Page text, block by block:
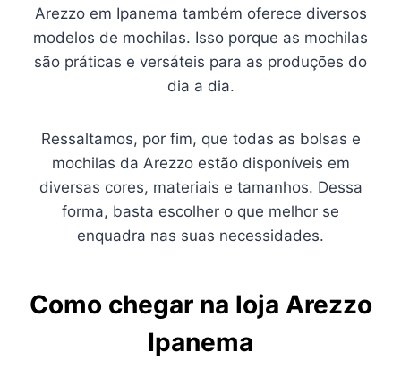
Arezzo em Ipanema também oferece diversos
modelos de mochilas. Isso porque as mochilas
são práticas e versáteis para as produções do
dia a dia.
Ressaltamos, por fim, que todas as bolsas e
mochilas da Arezzo estão disponíveis em
diversas cores, materiais e tamanhos. Dessa
forma, basta escolher o que melhor se
enquadra nas suas necessidades.
Como chegar na loja Arezzo
Ipanema